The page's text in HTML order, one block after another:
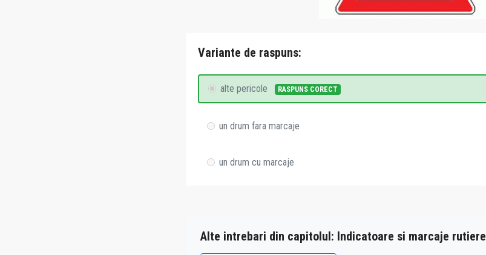
Variante de raspuns:
alte pericole RASPUNS CORECT
un drum fara marcaje
un drum cu marcaje
Alte intrebari din capitolul: Indicatoare si marcaje rutiere